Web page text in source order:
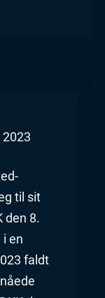
til sit
den 8.
i en
faldt